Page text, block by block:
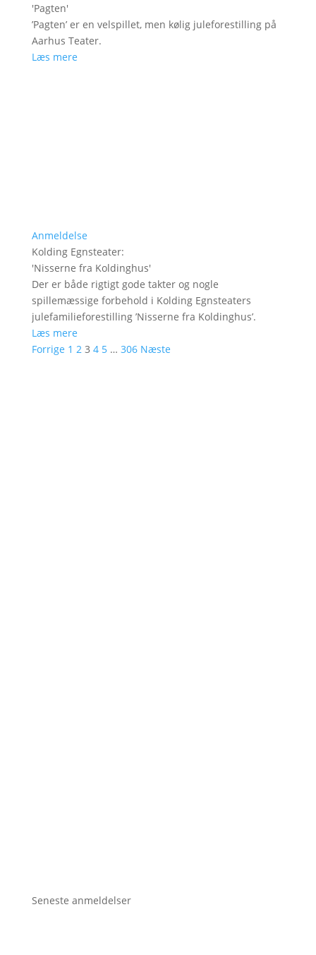
'Pagten'
’Pagten’ er en velspillet, men kølig juleforestilling på
Aarhus Teater.
Læs mere
Anmeldelse
Kolding Egnsteater:
'Nisserne fra Koldinghus'
Der er både rigtigt gode takter og nogle
spillemæssige forbehold i Kolding Egnsteaters
julefamilieforestilling ’Nisserne fra Koldinghus’.
Læs mere
Forrige 1 2 3 4 5 … 306 Næste
Seneste anmeldelser